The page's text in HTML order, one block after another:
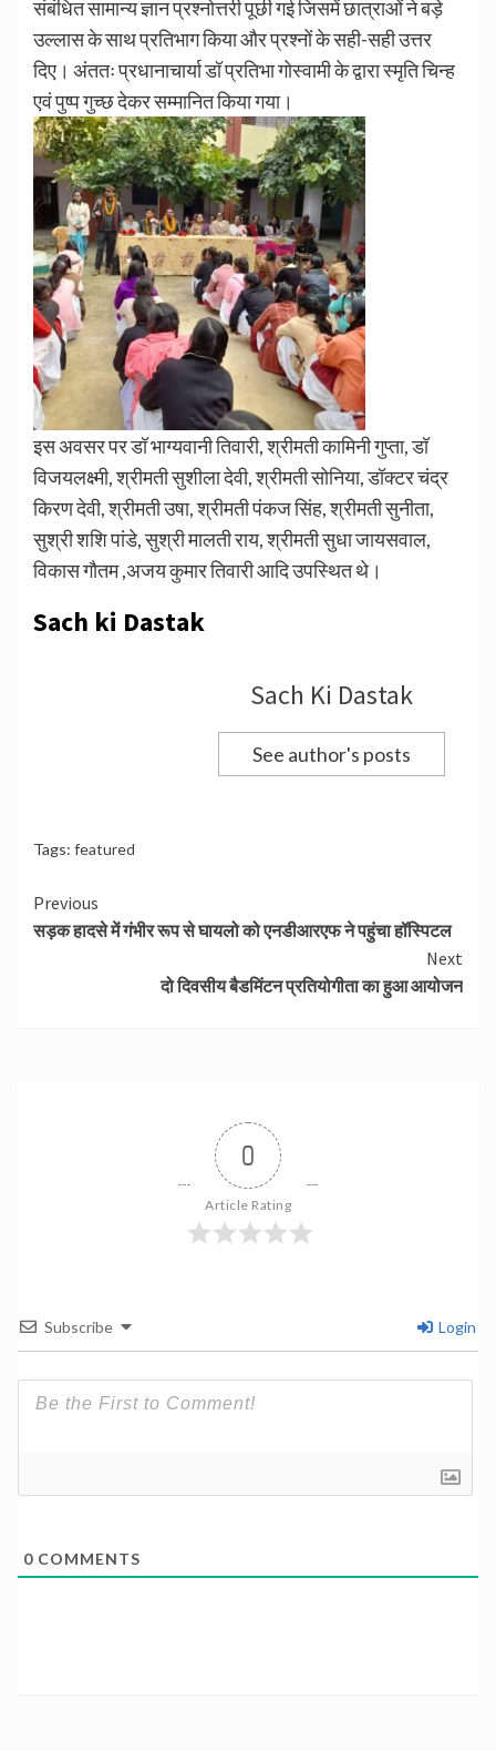
संबंधित सामान्य ज्ञान प्रश्नोत्तरी पूछी गई जिसमें छात्राओं ने बड़े
उल्लास के साथ प्रतिभाग किया और प्रश्नों के सही-सही उत्तर
दिए। अंततः प्रधानाचार्या डॉ प्रतिभा गोस्वामी के द्वारा स्मृति चिन्ह
एवं पुष्प गुच्छ देकर सम्मानित किया गया।
इस अवसर पर डॉ भाग्यवानी तिवारी, श्रीमती कामिनी गुप्ता, डॉ
विजयलक्ष्मी, श्रीमती सुशीला देवी, श्रीमती सोनिया, डॉक्टर चंद्र
किरण देवी, श्रीमती उषा, श्रीमती पंकज सिंह, श्रीमती सुनीता,
सुश्री शशि पांडे, सुश्री मालती राय, श्रीमती सुधा जायसवाल,
विकास गौतम ,अजय कुमार तिवारी आदि उपस्थित थे।
Sach ki Dastak
Sach Ki Dastak
See author's posts
Tags: featured
Continue
Reading
Previous
सड़क हादसे में गंभीर रूप से घायलो को एनडीआरएफ ने पहुंचा हॉस्पिटल
Next
दो दिवसीय बैडमिंटन प्रतियोगीता का हुआ आयोजन
0
Article Rating
Subscribe Login
0 COMMENTS